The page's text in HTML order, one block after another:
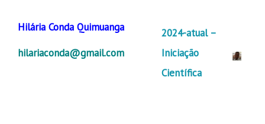
Hilária Conda Quimuanga
hilariaconda@gmail.com
2024-atual –
Iniciação
Científica